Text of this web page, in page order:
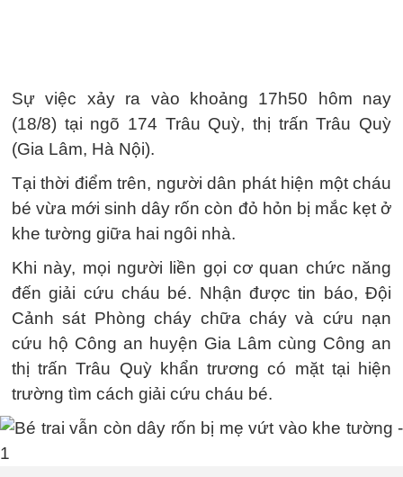
Sự việc xảy ra vào khoảng 17h50 hôm nay
(18/8) tại ngõ 174 Trâu Quỳ, thị trấn Trâu Quỳ
(Gia Lâm, Hà Nội).
Tại thời điểm trên, người dân phát hiện một cháu
bé vừa mới sinh dây rốn còn đỏ hỏn bị mắc kẹt ở
khe tường giữa hai ngôi nhà.
Khi này, mọi người liền gọi cơ quan chức năng
đến giải cứu cháu bé. Nhận được tin báo, Đội
Cảnh sát Phòng cháy chữa cháy và cứu nạn
cứu hộ Công an huyện Gia Lâm cùng Công an
thị trấn Trâu Quỳ khẩn trương có mặt tại hiện
trường tìm cách giải cứu cháu bé.